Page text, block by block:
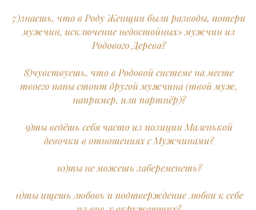
7)знаешь, что в Роду Женщин были разводы, потери
мужчин, исключение недостойных» мужчин из
Родового Дерева?
8)чувствуешь, что в Родовой системе на месте
твоего папы стоит другой мужчина (твой муж,
например, или партнёр)?
9)ты ведёшь себя часто из позиции Маленькой
девочки в отношениях с Мужчинами?
10)ты не можешь забеременеть?
11)ты ищешь любовь и подтверждение любви к себе